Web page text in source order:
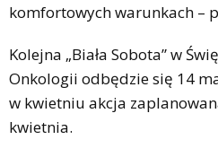
komfortowych warunkach –
Kolejna „Biała Sobota” w
Onkologii odbędzie się 14
w kwietniu akcja
kwietnia.